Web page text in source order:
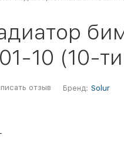
10 (10-
отзыв Бренд: Solur